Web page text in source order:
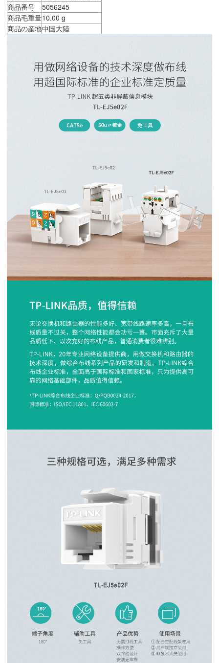
商品番号
5056245
商品毛重量10.00 g
商品の産地中国大陸